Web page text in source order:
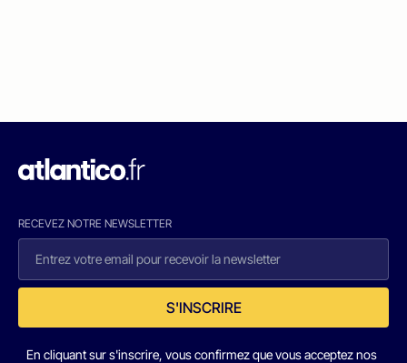
RECEVEZ NOTRE NEWSLETTER
S'INSCRIRE
En cliquant sur s'inscrire, vous confirmez que vous acceptez nos